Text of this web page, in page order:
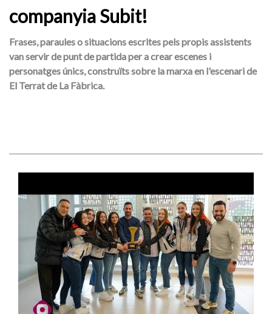
companyia Subit!
Frases, paraules o situacions escrites pels propis assistents
van servir de punt de partida per a crear escenes i
personatges únics, construïts sobre la marxa en l'escenari de
El Terrat de La Fàbrica.